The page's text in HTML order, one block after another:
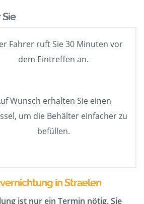
Fahrer ruft Sie 30 Minuten vor
dem Eintreffen an.
Wunsch erhalten Sie einen
um die Behälter einfacher zu
befüllen.
in Straelen
ist nur ein Termin nötig. Sie